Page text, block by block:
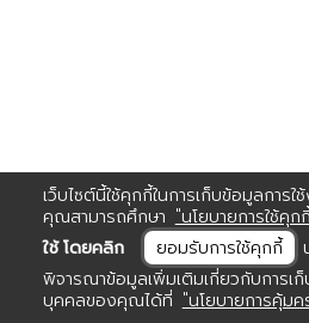
เว็บไซต์นี้ใช้คุกกี้ในการเก็บข้อมูลการ
คุณสามารถศึกษา "นโยบายการใช้คุก
ใช้ โดยคลิก
ยอมรับการใช้คุกกี้
พิจารณาข้อมูลเพิ่มเติมเกี่ยวกับการเก็
บุคคลของคุณได้ที่ "นโยบายการคุ้ม